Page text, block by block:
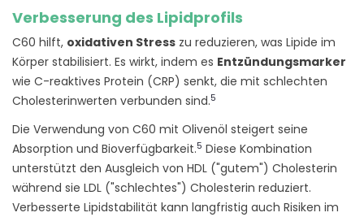
Verbesserung des Lipidprofils
C60 hilft, oxidativen Stress zu reduzieren, was Lipide im
Körper stabilisiert. Es wirkt, indem es Entzündungsmarker
wie C-reaktives Protein (CRP) senkt, die mit schlechten
Cholesterinwerten verbunden sind.5
Die Verwendung von C60 mit Olivenöl steigert seine
Absorption und Bioverfügbarkeit.5 Diese Kombination
unterstützt den Ausgleich von HDL ("gutem") Cholesterin
während sie LDL ("schlechtes") Cholesterin reduziert.
Verbesserte Lipidstabilität kann langfristig auch Risiken im